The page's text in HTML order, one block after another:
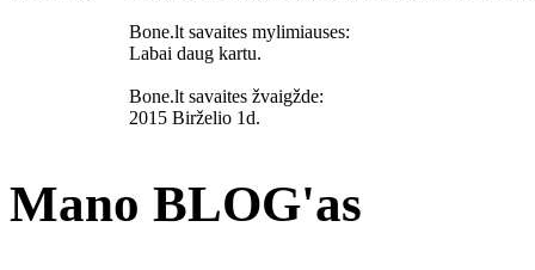
Bone.lt savaites mylimiauses:
Labai daug kartu.
Bone.lt savaites žvaigžde:
2015 Birželio 1d.
Mano BLOG'as